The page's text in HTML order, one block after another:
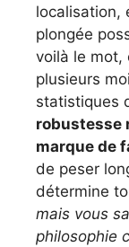
localisation,
plongée
voilà le mot,
plusieurs
statistiques
robustesse
marque de
de peser
détermine
mais vous
philosophie